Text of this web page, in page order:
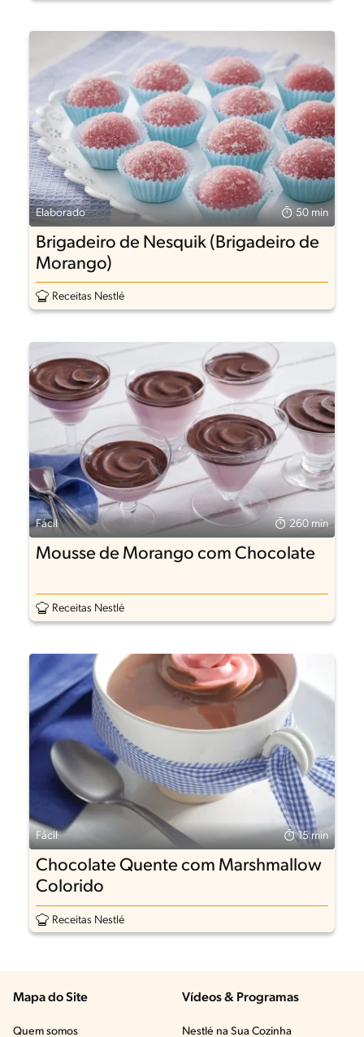
Elaborado 50 min
Brigadeiro de Nesquik (Brigadeiro de
Morango)
Receitas Nestlé
Fácil 260 min
Mousse de Morango com Chocolate
Receitas Nestlé
Fácil 15 min
Chocolate Quente com Marshmallow
Colorido
Receitas Nestlé
Mapa do Site
Quem somos
Vídeos & Programas​
Nestlé na Sua Cozinha